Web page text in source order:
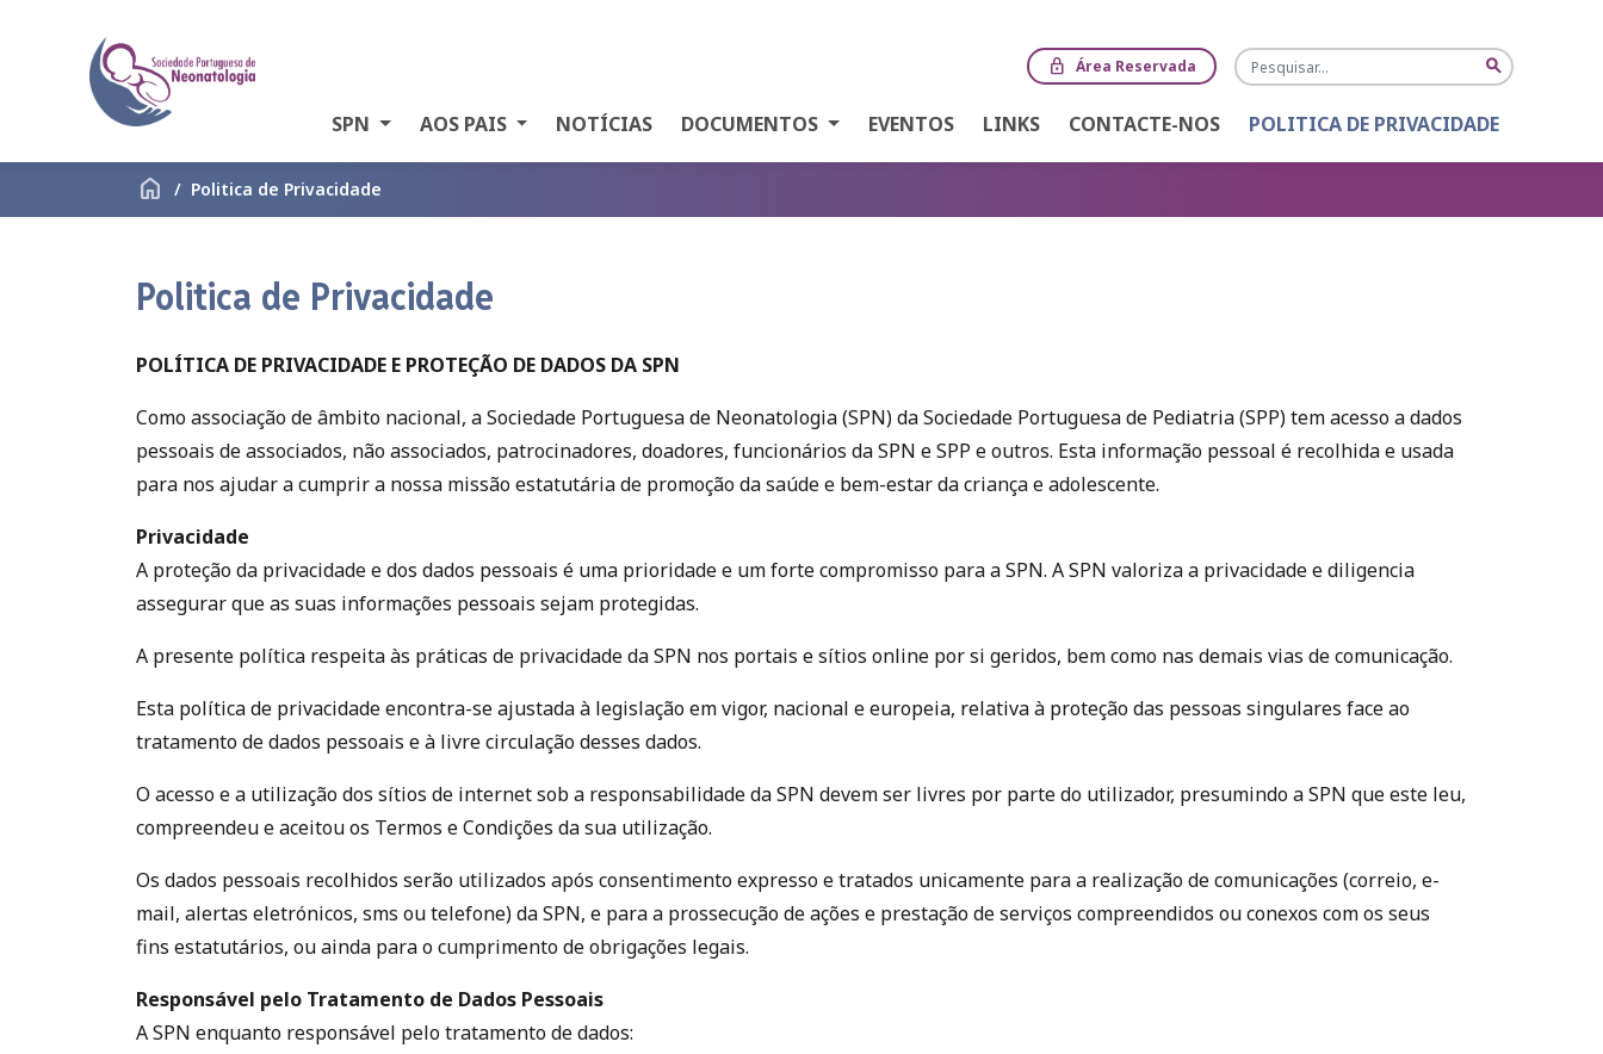
lock Área Reservada Pesquisa search
SPN AOS PAIS NOTÍCIAS DOCUMENTOS EVENTOS LINKS CONTACTE-NOS POLITICA DE PRIVACIDADE
home Politica de Privacidade
Politica de Privacidade
POLÍTICA DE PRIVACIDADE E PROTEÇÃO DE DADOS DA SPN
Como associação de âmbito nacional, a Sociedade Portuguesa de Neonatologia (SPN) da Sociedade Portuguesa de Pediatria (SPP) tem acesso a dados
pessoais de associados, não associados, patrocinadores, doadores, funcionários da SPN e SPP e outros. Esta informação pessoal é recolhida e usada
para nos ajudar a cumprir a nossa missão estatutária de promoção da saúde e bem-estar da criança e adolescente.
Privacidade
A proteção da privacidade e dos dados pessoais é uma prioridade e um forte compromisso para a SPN. A SPN valoriza a privacidade e diligencia
assegurar que as suas informações pessoais sejam protegidas.
A presente política respeita às práticas de privacidade da SPN nos portais e sítios online por si geridos, bem como nas demais vias de comunicação.
Esta política de privacidade encontra-se ajustada à legislação em vigor, nacional e europeia, relativa à proteção das pessoas singulares face ao
tratamento de dados pessoais e à livre circulação desses dados.
O acesso e a utilização dos sítios de internet sob a responsabilidade da SPN devem ser livres por parte do utilizador, presumindo a SPN que este leu,
compreendeu e aceitou os Termos e Condições da sua utilização.
Os dados pessoais recolhidos serão utilizados após consentimento expresso e tratados unicamente para a realização de comunicações (correio, e-
mail, alertas eletrónicos, sms ou telefone) da SPN, e para a prossecução de ações e prestação de serviços compreendidos ou conexos com os seus
fins estatutários, ou ainda para o cumprimento de obrigações legais.
Responsável pelo Tratamento de Dados Pessoais
A SPN enquanto responsável pelo tratamento de dados: